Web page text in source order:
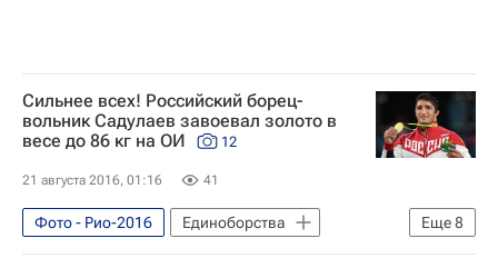
Сильнее всех! Российский борец-
вольник Садулаев завоевал золото в
весе до 86 кг на ОИ
12
21 августа 2016, 01:16 41
Еще8
Фото - Рио-2016
Единоборства
Спорт
Фото
Рио-2016